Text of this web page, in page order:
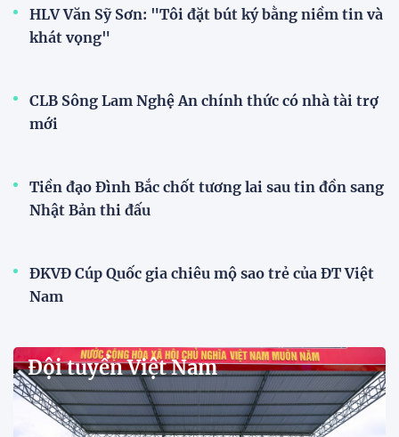
2026
Đội tuyển Việt Nam được tiếp
tại ASEAN Cup 2026
17:17 27/07/2026
XSKT Đắk Lắk viết nên lịch sử